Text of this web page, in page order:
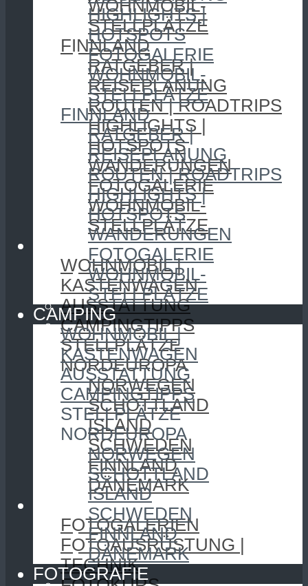
WOHNMOBIL-
STELLPLÄTZE
FINNLAND
RATGEBER |
REISEPLANUNG
ROUTEN | ROADTRIPS
HIGHLIGHTS |
HOTSPOTS
WANDERUNGEN
FOTOGALERIE
WOHNMOBIL-
STELLPLÄTZE
CAMPING
WOHNMOBIL |
KASTENWAGEN
AUSSTATTUNG
CAMPINGTIPPS
STELLPLÄTZE
NORDEUROPA
NORWEGEN
SCHOTTLAND
ISLAND
SCHWEDEN
FINNLAND
DÄNEMARK
FOTOGRAFIE
FOTOGALERIEN
FOTOAUSRÜSTUNG |
TECHNIK
HIGHLIGHTS |
HOTSPOTS
FOTOGALERIE
WOHNMOBIL-
STELLPLÄTZE
FINNLAND
RATGEBER |
REISEPLANUNG
ROUTEN | ROADTRIPS
HIGHLIGHTS |
HOTSPOTS
WANDERUNGEN
FOTOGALERIE
WOHNMOBIL-
STELLPLÄTZE
CAMPING
WOHNMOBIL |
KASTENWAGEN
AUSSTATTUNG
CAMPINGTIPPS
STELLPLÄTZE
NORDEUROPA
NORWEGEN
SCHOTTLAND
ISLAND
SCHWEDEN
FINNLAND
DÄNEMARK
FOTOGRAFIE